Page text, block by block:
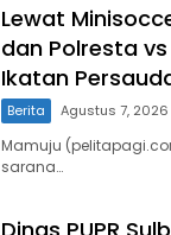
Lewat
dan Polresta
Ikatan
Berita Agustus 7, 2026
Mamuju
sarana…